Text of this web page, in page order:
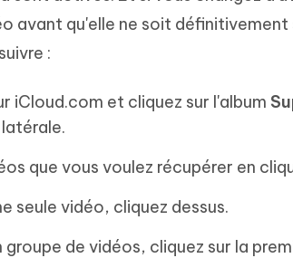
avant qu'elle ne soit définitivement
:
iCloud.com et cliquez sur l'album
que vous voulez récupérer en
seule vidéo, cliquez dessus.
groupe de vidéos, cliquez sur la